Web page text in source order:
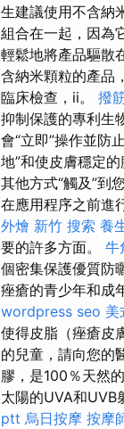
生建議使用不含納
組合在一起，因為
輕鬆地將產品驅散
含納米顆粒的產品
臨床檢查，ii。 撥
抑制保護的專利生
會“立即”操作並防
地”和使皮膚穩定的
其他方式“觸及”到
在應用程序之前進
外燴 新竹 搜索 養
要的許多方面。 牛
個密集保護優質防
痤瘡的青少年和成
wordpress seo 美
使得皮脂（痤瘡皮
的兒童，請向您的
膠，是100％天然的
太陽的UVA和UVB
ptt 烏日按摩 按摩